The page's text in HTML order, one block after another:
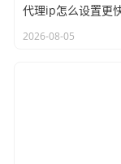
2026-08-05